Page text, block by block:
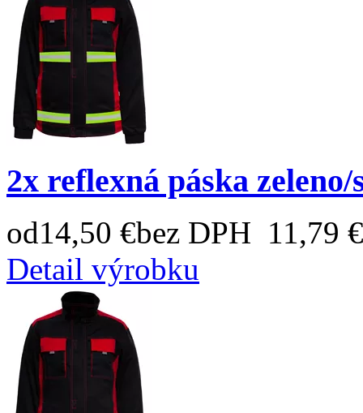
2x reflexná páska
od14,50 €bez DPH 11,79 €
Detail výrobku